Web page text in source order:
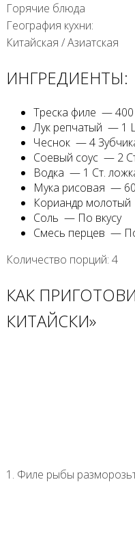
Горячие блюда
География кухни:
Китайская /Азиатская
ИНГРЕДИЕНТЫ:
Треска филе —
Лук репчатый — 1
Чеснок — 4
Соевый соус — 2
Водка — 1 Ст.
Мука рисовая —
Кориандр
Соль — По вкусу
Смесь перцев —
Количество порций: 4
КАК
КИТАЙСКИ»
1. Филе рыбы